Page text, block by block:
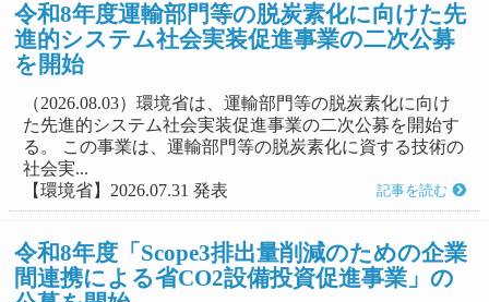
令和8年度運輸部門等の脱炭素化に向けた先
進的システム社会実装促進事業の二次公募
を開始
（2026.08.03）環境省は、運輸部門等の脱炭素化に向け
た先進的システム社会実装促進事業の二次公募を開始す
る。 この事業は、運輸部門等の脱炭素化に資する技術の
社会実...
【環境省】2026.07.31 発表
記事を読む
令和8年度「Scope3排出量削減のための企業
間連携による省CO2設備投資促進事業」の